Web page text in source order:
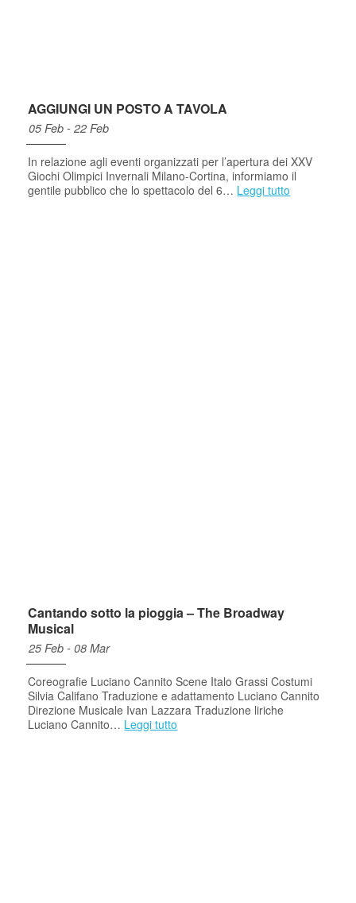
AGGIUNGI UN POSTO A TAVOLA
05 Feb - 22 Feb
In relazione agli eventi organizzati per l’apertura dei XXV
Giochi Olimpici Invernali Milano-Cortina, informiamo il
gentile pubblico che lo spettacolo del 6… Leggi tutto
Cantando sotto la pioggia – The Broadway
Musical
25 Feb - 08 Mar
Coreografie Luciano Cannito Scene Italo Grassi Costumi
Silvia Califano Traduzione e adattamento Luciano Cannito
Direzione Musicale Ivan Lazzara Traduzione liriche
Luciano Cannito… Leggi tutto